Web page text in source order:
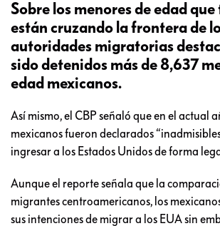
Sobre los menores de edad
están cruzando la frontera de
autoridades migratorias
sido detenidos más de 8,637
edad mexicanos.
Así mismo, el CBP señaló que en el actual
mexicanos fueron declarados
ingresar a los Estados Unidos de forma
Aunque el reporte señala que la
migrantes centroamericanos, los
sus intenciones de migrar a los EUA sin